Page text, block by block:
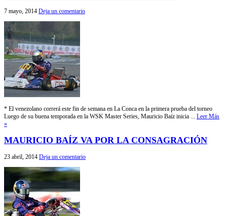
7 mayo, 2014 Deja un comentario
* El venezolano correrá este fin de semana en La Conca en la primera prueba del torneo
Luego de su buena temporada en la WSK Master Series, Mauricio Baíz inicia ... Leer Más
»
MAURICIO BAÍZ VA POR LA CONSAGRACIÓN
23 abril, 2014 Deja un comentario